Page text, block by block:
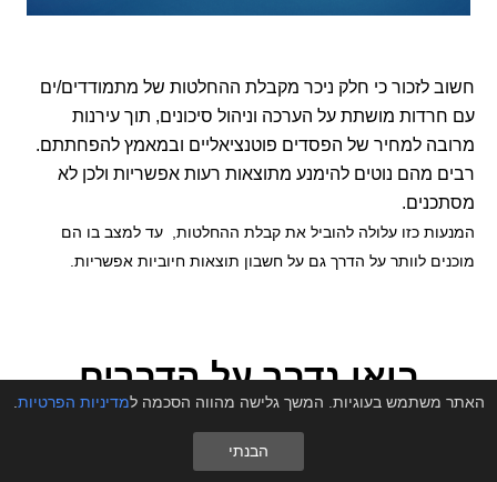
חשוב לזכור כי חלק ניכר מקבלת ההחלטות של מתמודדים/ים
עם חרדות מושתת על הערכה וניהול סיכונים, תוך עירנות
מרובה למחיר של הפסדים פוטנציאליים ובמאמץ להפחתתם.
רבים מהם נוטים להימנע מתוצאות רעות אפשריות ולכן לא
מסתכנים.
המנעות כזו עלולה להוביל את קבלת ההחלטות, עד למצב בו הם
מוכנים לוותר על הדרך גם על חשבון תוצאות חיוביות אפשריות.
בואו נדבר על הדברים
החשובים באמת
האתר משתמש בעוגיות. המשך גלישה מהווה הסכמה למדיניות הפרטיות
הבנתי